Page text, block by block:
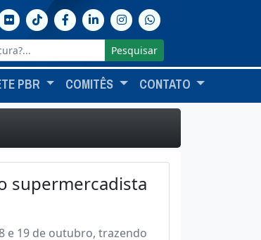
Pesquisar
PBR COMITÊS CONTATO
supermercadista
e 19 de outubro, trazendo